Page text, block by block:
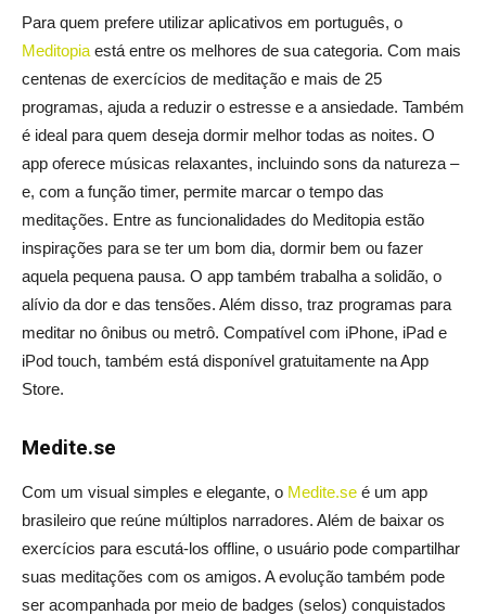
Para quem prefere utilizar aplicativos em português, o
Meditopia está entre os melhores de sua categoria. Com mais
centenas de exercícios de meditação e mais de 25
programas, ajuda a reduzir o estresse e a ansiedade. Também
é ideal para quem deseja dormir melhor todas as noites. O
app oferece músicas relaxantes, incluindo sons da natureza –
e, com a função timer, permite marcar o tempo das
meditações. Entre as funcionalidades do Meditopia estão
inspirações para se ter um bom dia, dormir bem ou fazer
aquela pequena pausa. O app também trabalha a solidão, o
alívio da dor e das tensões. Além disso, traz programas para
meditar no ônibus ou metrô. Compatível com iPhone, iPad e
iPod touch, também está disponível gratuitamente na App
Store.
Medite.se
Com um visual simples e elegante, o Medite.se é um app
brasileiro que reúne múltiplos narradores. Além de baixar os
exercícios para escutá-los offline, o usuário pode compartilhar
suas meditações com os amigos. A evolução também pode
ser acompanhada por meio de badges (selos) conquistados